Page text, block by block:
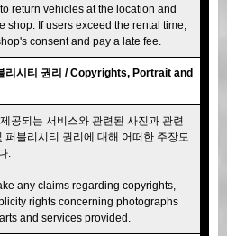
return vehicles at the location and
shop. If users exceed the rental time,
consent and pay a late fee.
리시티 권리 / Copyrights, Portrait and
공되는 서비스와 관련된 사진과 관련
퍼블리시티 권리에 대해 어떠한 주장도
.
any claims regarding copyrights,
rights concerning photographs
and services provided.